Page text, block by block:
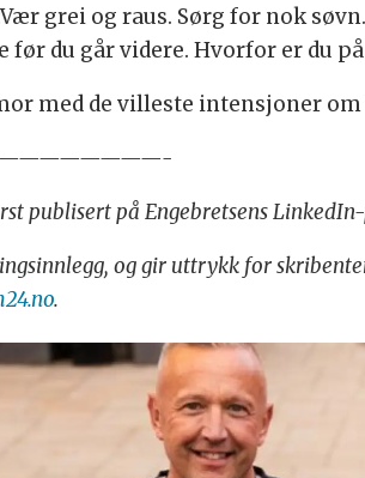
grei og raus. Sørg for nok
før du går videre. Hvorfor er du
med de villeste intensjoner
publisert på Engebretsens
og gir uttrykk for
.